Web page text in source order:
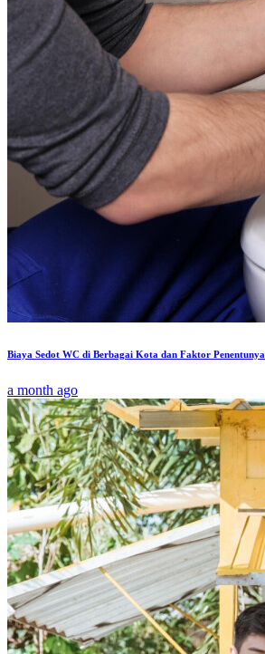
Biaya Sedot WC di Berbagai Kota dan Faktor Penentunya
a month ago